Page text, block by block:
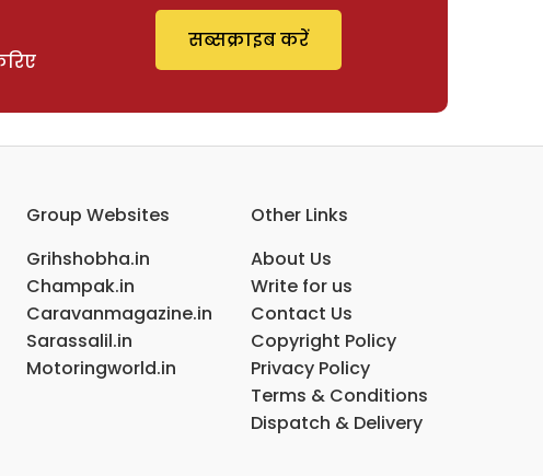
सब्सक्राइब करें
Group Websites
Grihshobha.in
Champak.in
Caravanmagazine.in
Sarassalil.in
Motoringworld.in
Other Links
About Us
Write for us
Contact Us
Copyright Policy
Privacy Policy
Terms & Conditions
Dispatch & Delivery